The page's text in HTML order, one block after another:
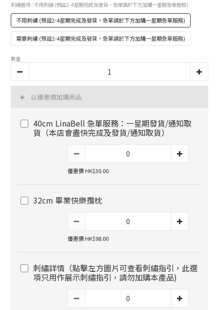
刺繡選項 : 不用刺繡 (預設2-4星期完成及發貨，急單請於下方加購一星期急單服務)
不用刺繡 (預設2-4星期完成及發貨，急單請於下方加購一星期急單服務)
需要刺繡 (預設2-4星期完成及發貨，急單請於下方加購一星期急單服務)
數量
以優惠價加購商品
40cm LinaBell 急單服務：一星期發貨/通知取
貨（本店會盡快完成及發貨/通知取貨）
優惠價 HK$30.00
32cm 畢業快樂攬枕
優惠價 HK$98.00
刺繡詳情（點擊左方圖片可查看刺繡指引，此選
項只用作展示刺繡指引，請勿加購本產品)